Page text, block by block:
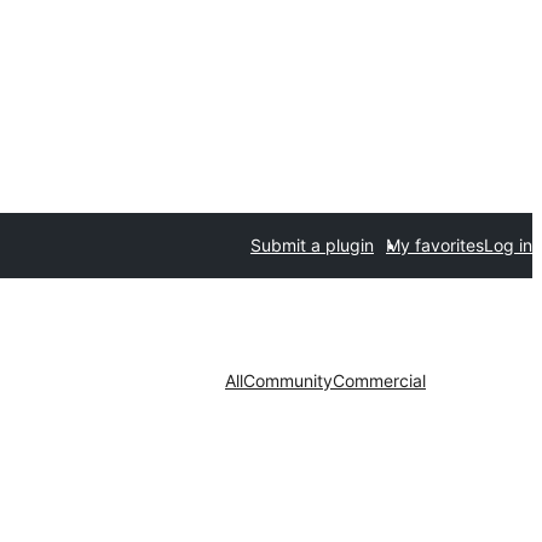
Submit a plugin My favoritesLog in
AllCommunityCommercial